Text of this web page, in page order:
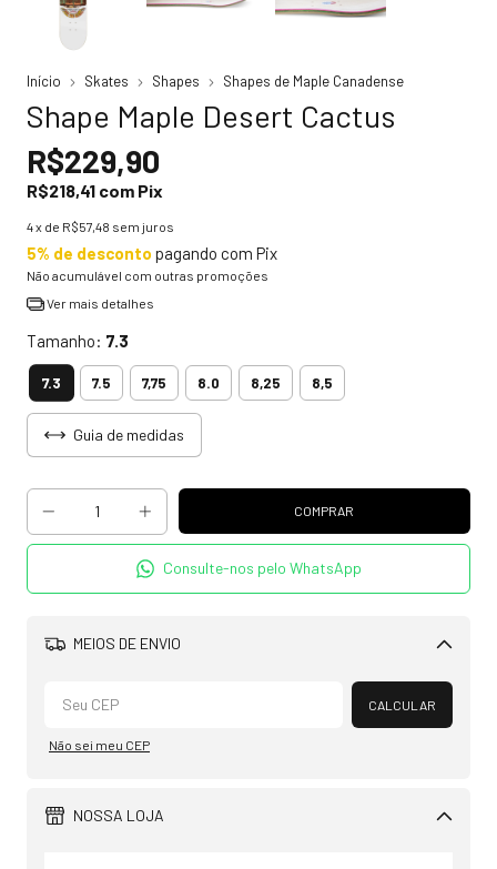
Início Skates Shapes Shapes de Maple Canadense
Shape Maple Desert Cactus
R$229,90
R$218,41 com Pix
4x de R$57,48 sem juros
5% de desconto pagando com Pix
Não acumulável com outras promoções
Ver mais detalhes
Tamanho: 7.3
7.3 7.5 7,75 8.0 8,25 8,5
Guia de medidas
Consulte-nos pelo WhatsApp
MEIOS DE ENVIO
Alterar CEP
CALCULAR
Não sei meu CEP
NOSSA LOJA